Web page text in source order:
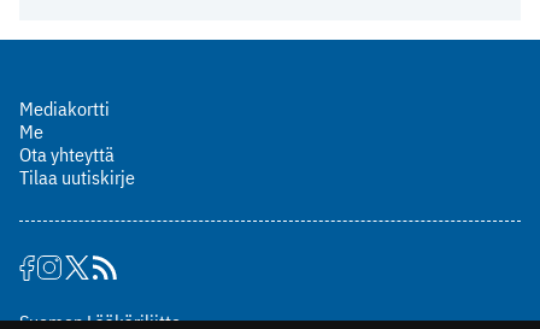
Mediakortti
Me
Ota yhteyttä
Tilaa uutiskirje
Suomen Lääkäriliitto